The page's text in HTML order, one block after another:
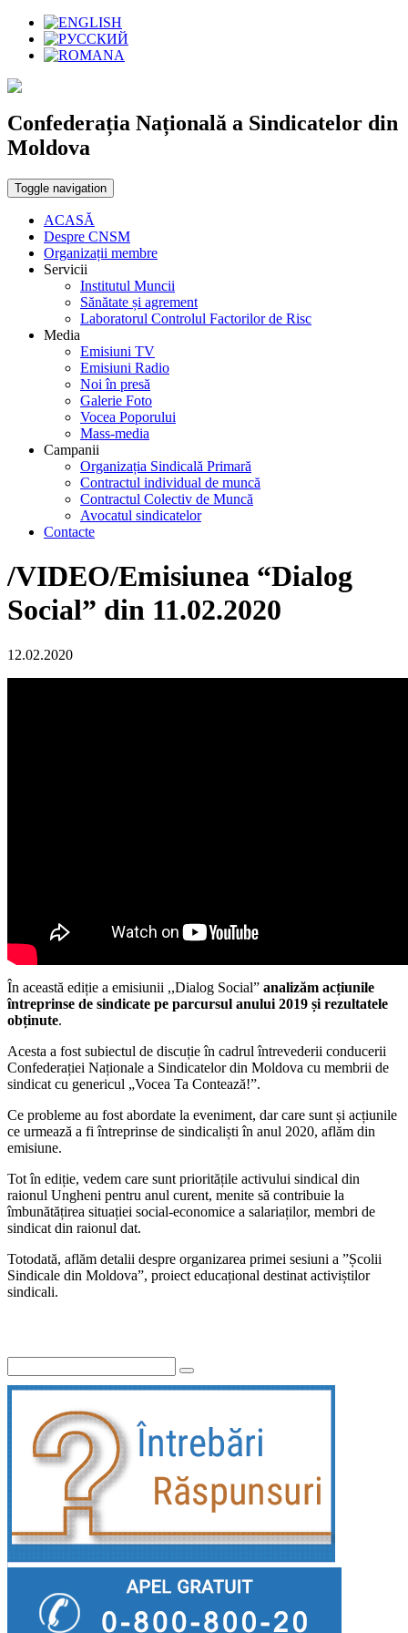
Confederația Națională a Sindicatelor din
Moldova
Toggle navigation
ACASĂ
Despre CNSM
Organizații membre
Servicii
Institutul Muncii
Sănătate și agrement
Laboratorul Controlul Factorilor de Risc
Media
Emisiuni TV
Emisiuni Radio
Noi în presă
Galerie Foto
Vocea Poporului
Mass-media
Campanii
Organizația Sindicală Primară
Contractul individual de muncă
Contractul Colectiv de Muncă
Avocatul sindicatelor
Contacte
/VIDEO/Emisiunea “Dialog
Social” din 11.02.2020
12.02.2020
În această ediție a emisiunii ,,Dialog Social” analizăm acțiunile
întreprinse de sindicate pe parcursul anului 2019 și rezultatele
obținute.
Acesta a fost subiectul de discuție în cadrul întrevederii conducerii
Confederației Naționale a Sindicatelor din Moldova cu membrii de
sindicat cu genericul „Vocea Ta Contează!”.
Ce probleme au fost abordate la eveniment, dar care sunt și acțiunile
ce urmează a fi întreprinse de sindicaliști în anul 2020, aflăm din
emisiune.
Tot în ediție, vedem care sunt prioritățile activului sindical din
raionul Ungheni pentru anul curent, menite să contribuie la
îmbunătățirea situației social-economice a salariaților, membri de
sindicat din raionul dat.
Totodată, aflăm detalii despre organizarea primei sesiuni a ”Școlii
Sindicale din Moldova”, proiect educațional destinat activiștilor
sindicali.